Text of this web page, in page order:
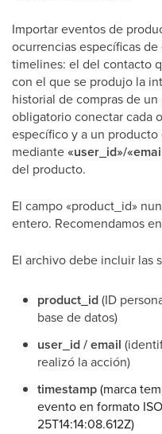
Importar eventos de
ocurrencias específicas
timelines: el del contacto
con el que se produjo la
historial de compras de
obligatorio conectar cada
específico y a un
mediante«user_id»/
del producto.
El campo «product_id»
entero. Recomendamos
El archivo debe incluir las
product_id(ID
base de datos)
user_id / email
realizó la acción)
timestamp(marca
evento en formato
25T14:14:08.612Z)